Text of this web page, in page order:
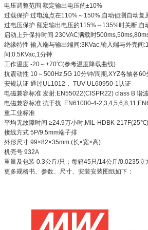
电压调整范围 额定输出电压的±10%
过载保护 过电流点在110%～150%,自动侦测自动复
过电压保护 额定输出电压的115%～135%时关断,自
启动上升保持时间 230VAC满载时
绝缘特性 输入端与输出端间:3KVac,输入端与外壳间
间:0.5KVac,1分钟
工作温度 -20～+70℃(参考温度降载曲线)
抗震动性 10～500Hz,5G 10分钟/周期,XYZ各轴各60
安规认证 通过UL1012， TUV UL60950-1认证
电磁兼容标准 发射:EN55022(CISPR22) class B 谐
电磁兼容标准 抗干扰: EN61000-4-
重工业标准
平均无故障时间 ≥24.9万小时,MIL-HDBK-217F(25℃)
接线方式 5P/9.5mm端子排
外形尺寸 99×82×35mm (长×宽×高)
机壳号 932A
重量及包装 0.3公斤/只；每箱45只/14公斤/0.0235立
更多规格书、参数、尺寸、安装安装图纸如下：